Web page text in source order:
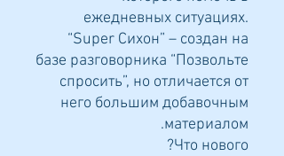
ежедневных ситуациях.
“Super Сихон” – создан на
базе разговорника “Позвольте
спросить”, но отличается от
него большим добавочным
материалом.
Что нового?